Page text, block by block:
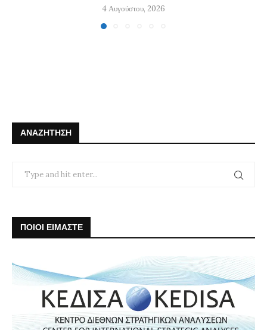
4 Αυγούστου, 2026
ΑΝΑΖΉΤΗΣΗ
ΠΟΙΟΙ ΕΙΜΑΣΤΕ